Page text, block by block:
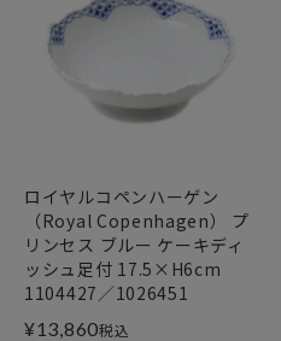
ロイヤルコペンハーゲン
（Royal Copenhagen） プ
リンセス ブルー ケーキディ
ッシュ足付 17.5×H6cm
1104427／1026451
¥13,860税込